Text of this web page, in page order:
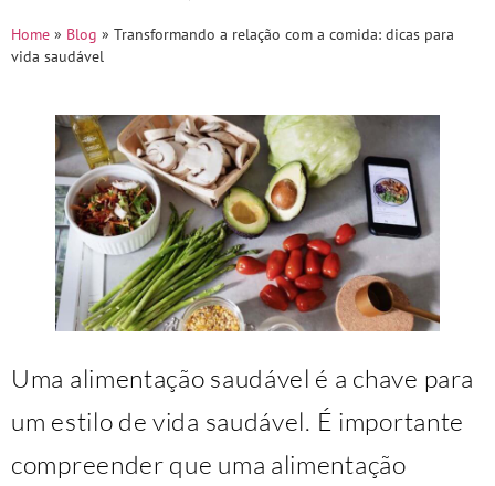
Home » Blog » Transformando a relação com a comida: dicas para
vida saudável
Uma alimentação saudável é a chave para
um estilo de vida saudável. É importante
compreender que uma alimentação